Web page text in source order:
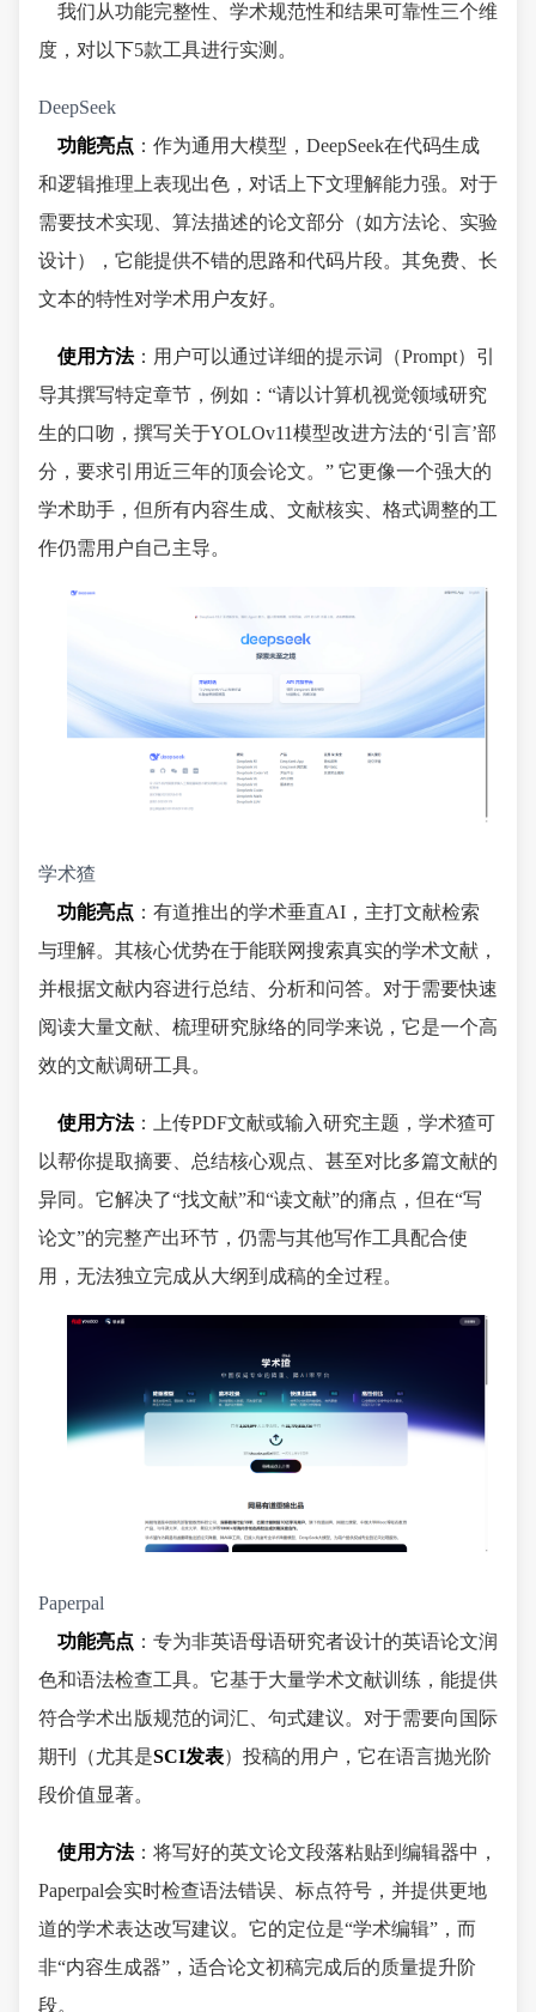
我们从功能完整性、学术规范性和结果可靠性三个维
度，对以下5款工具进行实测。
DeepSeek
功能亮点 ：作为通用大模型，DeepSeek在代码生成
和逻辑推理上表现出色，对话上下文理解能力强。对于
需要技术实现、算法描述的论文部分（如方法论、实验
设计），它能提供不错的思路和代码片段。其免费、长
文本的特性对学术用户友好。
使用方法：用户可以通过详细的提示词（Prompt）引
导其撰写特定章节，例如：“请以计算机视觉领域研究
生的口吻，撰写关于YOLOv11模型改进方法的‘引言’部
分，要求引用近三年的顶会论文。” 它更像一个强大的
学术助手，但所有内容生成、文献核实、格式调整的工
作仍需用户自己主导。
学术猹
功能亮点 ：有道推出的学术垂直AI，主打文献检索
与理解。其核心优势在于能联网搜索真实的学术文献，
并根据文献内容进行总结、分析和问答。对于需要快速
阅读大量文献、梳理研究脉络的同学来说，它是一个高
效的文献调研工具。
使用方法：上传PDF文献或输入研究主题，学术猹可
以帮你提取摘要、总结核心观点、甚至对比多篇文献的
异同。它解决了“找文献”和“读文献”的痛点，但在“写
论文”的完整产出环节，仍需与其他写作工具配合使
用，无法独立完成从大纲到成稿的全过程。
Paperpal
功能亮点 ：专为非英语母语研究者设计的英语论文润
色和语法检查工具。它基于大量学术文献训练，能提供
符合学术出版规范的词汇、句式建议。对于需要向国际
期刊（尤其是SCI发表）投稿的用户，它在语言抛光阶
段价值显著。
使用方法：将写好的英文论文段落粘贴到编辑器中，
Paperpal会实时检查语法错误、标点符号，并提供更地
道的学术表达改写建议。它的定位是“学术编辑”，而
非“内容生成器”，适合论文初稿完成后的质量提升阶
段。